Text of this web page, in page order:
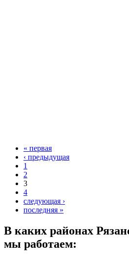
« первая
‹ предыдущая
1
2
3
4
следующая ›
последняя »
В каких районах
мы работаем: